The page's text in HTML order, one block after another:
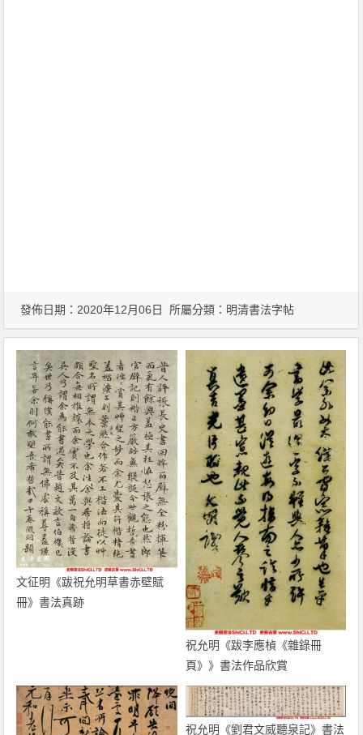
發佈日期：2020年12月06日 所屬分類： 明清書法字帖
文征明《跋祝允明草書赤壁賦
冊》書法真跡
祝允明《跋李應楨《雜錄冊
頁》》書法作品欣賞
祝允明《劉君文威聽泉記》書法